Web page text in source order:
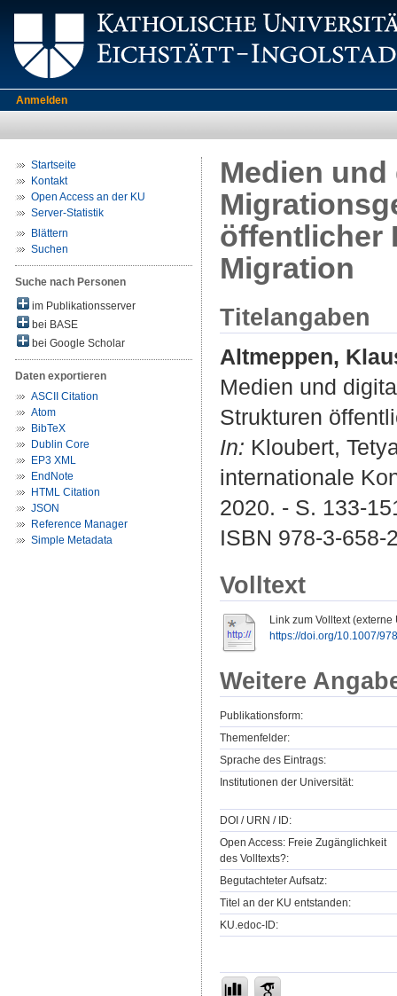
Anmelden
Startseite
Kontakt
Open Access an der KU
Server-Statistik
Blättern
Suchen
Suche nach Personen
im Publikationsserver
bei BASE
bei Google Scholar
Daten exportieren
ASCII Citation
Atom
BibTeX
Dublin Core
EP3 XML
EndNote
HTML Citation
JSON
Reference Manager
Simple Metadata
Medien
öffentlicher
Migration
Titelangaben
Altmeppen,
Medien und
Strukturen
In: Kloubert,
internationale
2020. - S. 133-
ISBN 978-3-658-
Volltext
Link zum Volltext (externe
https://doi.org/10.1007/
Weitere
Publikationsform:
Themenfelder:
Sprache des Eintrags:
Institutionen der Universität:
DOI / URN / ID:
Open Access: Freie Zugänglichkeit
des Volltexts?:
Begutachteter Aufsatz:
Titel an der KU entstanden:
KU.edoc-ID: